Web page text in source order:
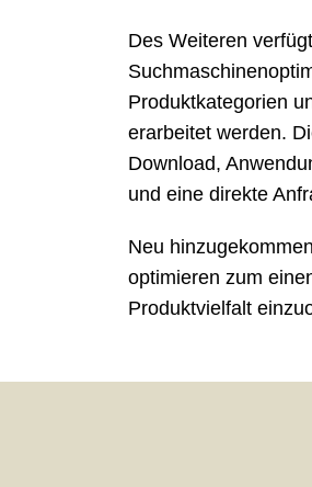
Des Weiteren
Produktkategorien
erarbeitet werden.
Download,
und eine direkte
Neu
optimieren zum
Produktvielfalt